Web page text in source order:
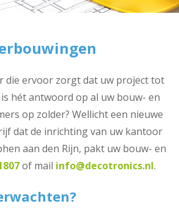
die ervoor zorgt dat uw project tot
hét antwoord op al uw bouw- en
op zolder? Wellicht een nieuwe
dat de inrichting van uw kantoor
aan den Rijn, pakt uw bouw- en
of mail info@decotronics.nl.